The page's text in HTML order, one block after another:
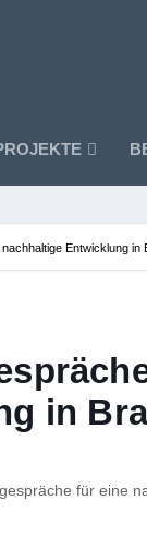
Entwicklung in
in
für eine